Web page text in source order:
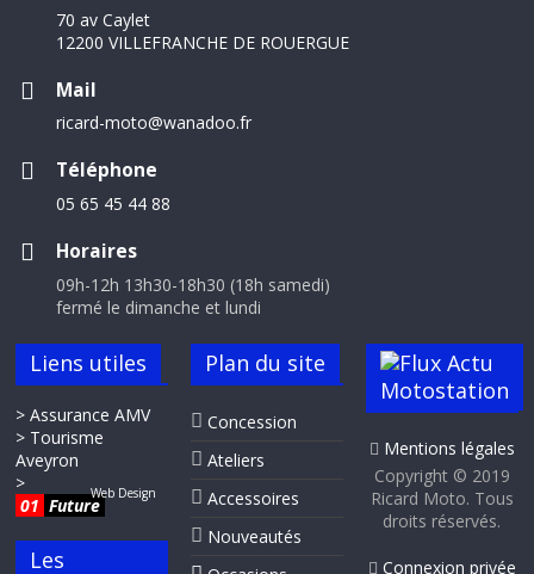
70 av Caylet
12200 VILLEFRANCHE DE ROUERGUE
Mail
ricard-moto@wanadoo.fr
Téléphone
05 65 45 44 88
Horaires
09h-12h 13h30-18h30 (18h samedi)
fermé le dimanche et lundi
Liens utiles
> Assurance AMV
> Tourisme
Aveyron
>
01 Future
Web Design
Les
Plan du site
Concession
Ateliers
Accessoires
Nouveautés
Actu
Motostation
Mentions légales
Copyright © 2019
Ricard Moto. Tous
droits réservés.
Connexion privée